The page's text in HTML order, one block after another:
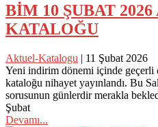
BİM 10 ŞUBAT
KATALOĞU
Aktuel-Katalogu | 11 Şubat 2026
Yeni indirim dönemi içinde geçerli
kataloğu nihayet yayınlandı. Bu
sorusunun günlerdir merakla
Şubat
Devamı...